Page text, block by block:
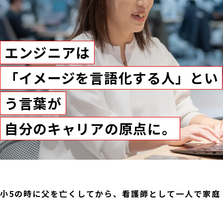
エンジニアは
「イメージを言語化する人」とい
う言葉が
自分のキャリアの原点に。
小5の時に父を亡くしてから、看護師として一人で家庭